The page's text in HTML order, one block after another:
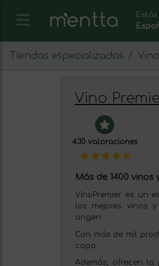
Tiendas especializadas
Vino
430 valoraciones
Más de 1400
VinoPremier es un
los mejores vinos
origen.
Con más de mil
copa.
Además, ofrecen